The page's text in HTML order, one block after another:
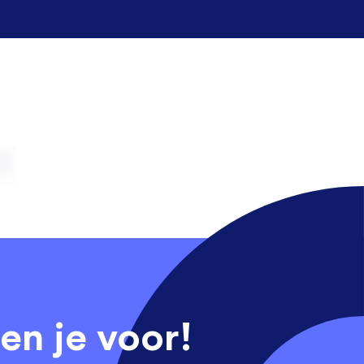
je voor!